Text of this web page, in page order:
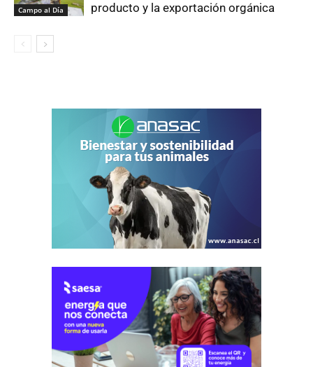
Campo al Día
producto y la exportación orgánica